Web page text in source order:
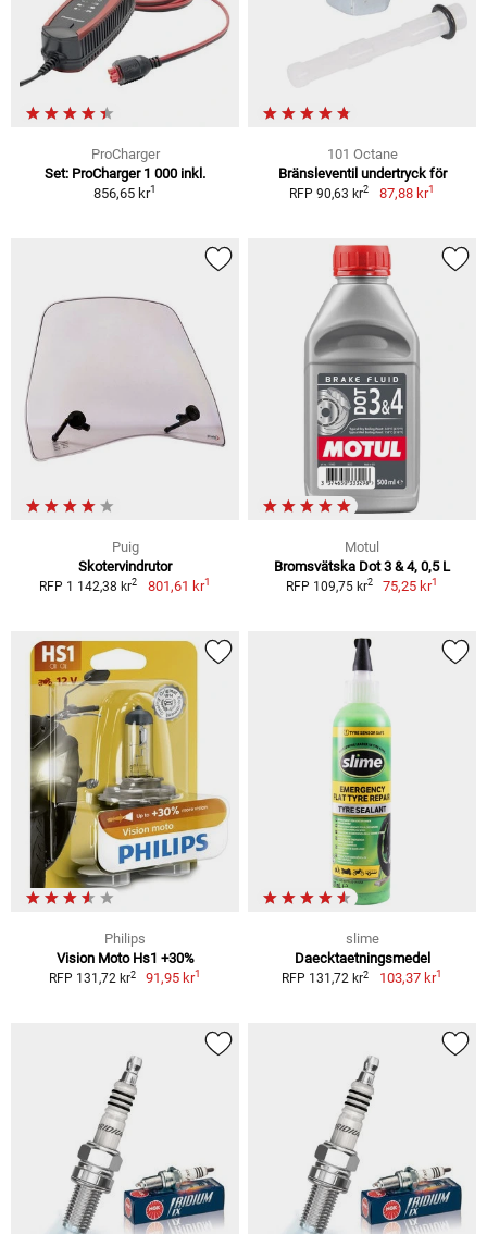
ProCharger
Set: ProCharger 1 000 inkl.
856,65 kr1
101 Octane
Bränsleventil undertryck för
RFP 90,63 kr2 87,88 kr1
Puig
Skotervindrutor
RFP 1 142,38 kr2 801,61 kr1
Motul
Bromsvätska Dot 3 & 4, 0,5 L
RFP 109,75 kr2 75,25 kr1
Philips
Vision Moto Hs1 +30%
RFP 131,72 kr2 91,95 kr1
slime
Daecktaetningsmedel
RFP 131,72 kr2 103,37 kr1